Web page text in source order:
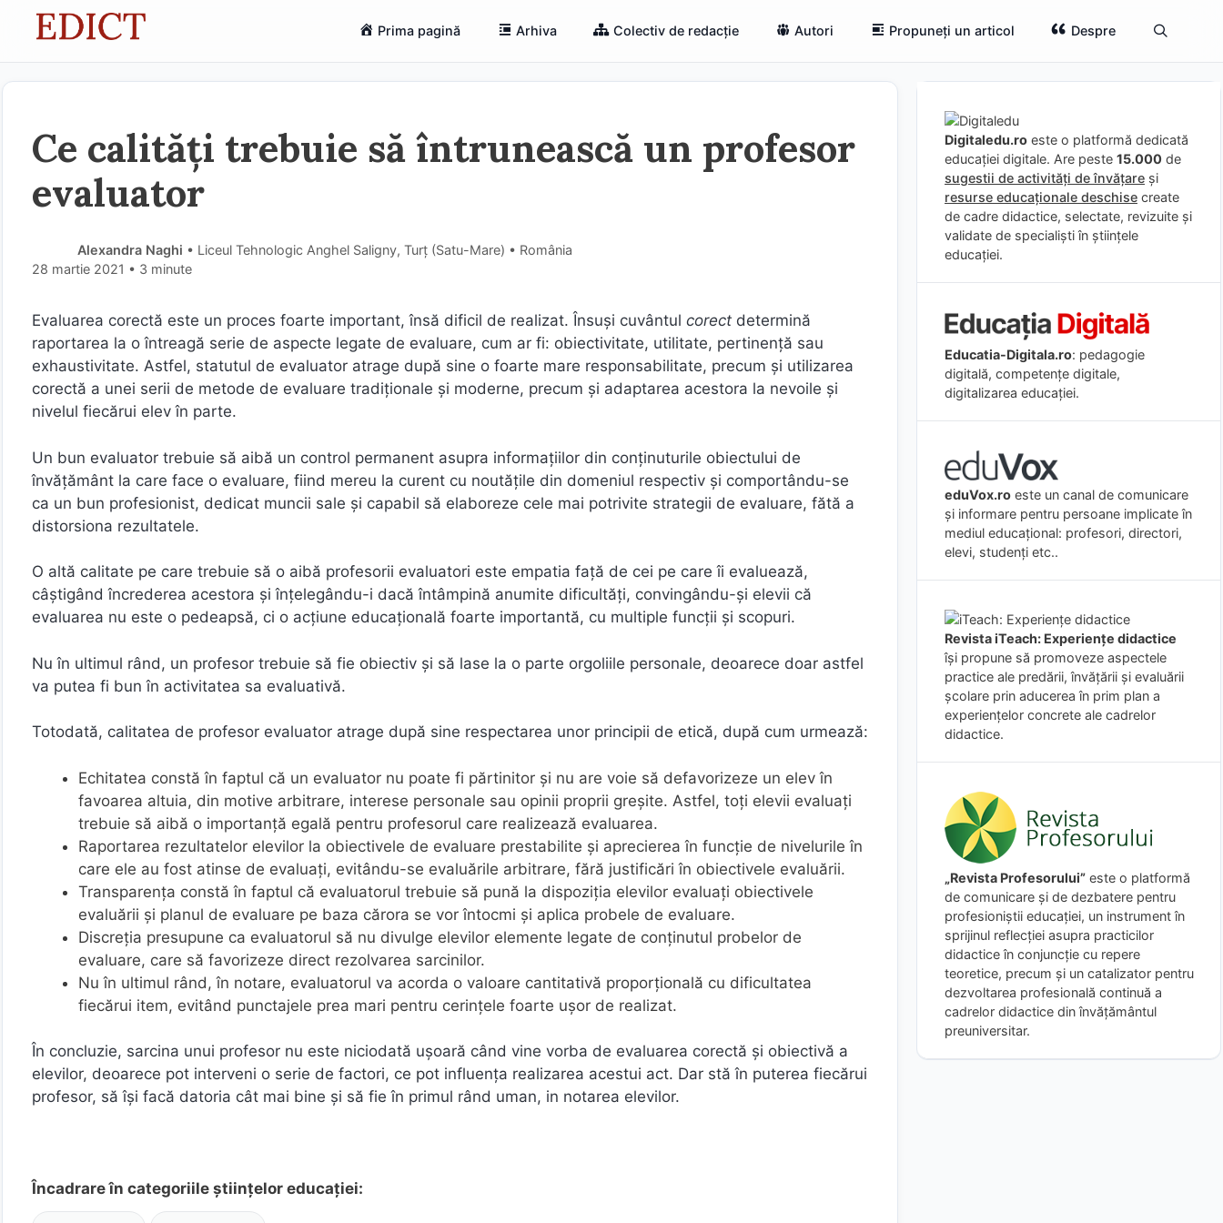
Prima pagină Arhiva Colectiv de redacție Autori Propuneți un articol Despre
Ce calități trebuie să întrunească un profesor
evaluator
Alexandra Naghi • Liceul Tehnologic Anghel Saligny, Turț (Satu-Mare) • România
28 martie 2021 • 3 minute
Evaluarea corectă este un proces foarte important, însă dificil de realizat. Însuși cuvântul corect determină
raportarea la o întreagă serie de aspecte legate de evaluare, cum ar fi: obiectivitate, utilitate, pertinență sau
exhaustivitate. Astfel, statutul de evaluator atrage după sine o foarte mare responsabilitate, precum şi utilizarea
corectă a unei serii de metode de evaluare tradiţionale şi moderne, precum şi adaptarea acestora la nevoile şi
nivelul fiecărui elev în parte.
Un bun evaluator trebuie să aibă un control permanent asupra informațiilor din conținuturile obiectului de
învățământ la care face o evaluare, fiind mereu la curent cu noutăţile din domeniul respectiv şi comportându-se
ca un bun profesionist, dedicat muncii sale şi capabil să elaboreze cele mai potrivite strategii de evaluare, fătă a
distorsiona rezultatele.
O altă calitate pe care trebuie să o aibă profesorii evaluatori este empatia faţă de cei pe care îi evaluează,
câştigând încrederea acestora şi înţelegându-i dacă întâmpină anumite dificultăţi, convingându-şi elevii că
evaluarea nu este o pedeapsă, ci o acţiune educaţională foarte importantă, cu multiple funcţii şi scopuri.
Nu în ultimul rând, un profesor trebuie să fie obiectiv şi să lase la o parte orgoliile personale, deoarece doar astfel
va putea fi bun în activitatea sa evaluativă.
Totodată, calitatea de profesor evaluator atrage după sine respectarea unor principii de etică, după cum urmează:
Echitatea constă în faptul că un evaluator nu poate fi părtinitor şi nu are voie să defavorizeze un elev în
favoarea altuia, din motive arbitrare, interese personale sau opinii proprii greşite. Astfel, toți elevii evaluați
trebuie să aibă o importanță egală pentru profesorul care realizează evaluarea.
Raportarea rezultatelor elevilor la obiectivele de evaluare prestabilite și aprecierea în funcție de nivelurile în
care ele au fost atinse de evaluați, evitându-se evaluările arbitrare, fără justificări în obiectivele evaluării.
Transparența constă în faptul că evaluatorul trebuie să pună la dispoziția elevilor evaluați obiectivele
evaluării și planul de evaluare pe baza cărora se vor întocmi și aplica probele de evaluare.
Discreția presupune ca evaluatorul să nu divulge elevilor elemente legate de conținutul probelor de
evaluare, care să favorizeze direct rezolvarea sarcinilor.
Nu în ultimul rând, în notare, evaluatorul va acorda o valoare cantitativă proporțională cu dificultatea
fiecărui item, evitând punctajele prea mari pentru cerințele foarte ușor de realizat.
În concluzie, sarcina unui profesor nu este niciodată ușoară când vine vorba de evaluarea corectă şi obiectivă a
elevilor, deoarece pot interveni o serie de factori, ce pot influența realizarea acestui act. Dar stă în puterea fiecărui
profesor, să îşi facă datoria cât mai bine şi să fie în primul rând uman, in notarea elevilor.
Încadrare în categoriile științelor educației:
Digitaledu.ro este o platformă dedicată
educației digitale. Are peste 15.000 de
sugestii de activități de învățare și
resurse educaționale deschise create
de cadre didactice, selectate, revizuite și
validate de specialiști în științele
educației.
Educatia-Digitala.ro: pedagogie
digitală, competențe digitale,
digitalizarea educației.
eduVox.ro este un canal de comunicare
și informare pentru persoane implicate în
mediul educațional: profesori, directori,
elevi, studenți etc..
Revista iTeach: Experienţe didactice
îşi propune să promoveze aspectele
practice ale predării, învăţării şi evaluării
şcolare prin aducerea în prim plan a
experienţelor concrete ale cadrelor
didactice.
„Revista Profesorului” este o platformă
de comunicare și de dezbatere pentru
profesioniștii educației, un instrument în
sprijinul reflecției asupra practicilor
didactice în conjuncție cu repere
teoretice, precum și un catalizator pentru
dezvoltarea profesională continuă a
cadrelor didactice din învățământul
preuniversitar.